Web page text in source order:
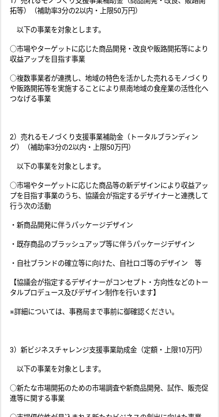
拓等）（補助率3分の2以内・上限50万円）
以下の事業を対象とします。
○市場やターゲットに応じた商品開発・改良や販路開拓等により
収益アップを目指す事業
○複数事業者が連携し、地域の特色を活かした売れるモノづくり
や販路開拓等を実施することにより県南地域の食産業の活性化へ
つなげる事業
2）売れるモノづくり支援事業補助金（トータルブランディン
グ）（補助率3分の2以内・上限50万円）
以下の事業を対象とします。
○市場やターゲットに応じた商品等の新デザインにより収益アッ
プを目指す事業のうち、協議会が指定するデザイナーと連携して
行う次の活動
・新商品開発に伴うパッケージデザイン
・既存商品のブラッシュアップ等に伴うパッケージデザイン
・自社ブランドの確立等に向けた、自社ロゴ等のデザイン 等
【協議会が指定するデザイナーがコンセプト・方向性などのトー
タルプロデュース及びデザイン制作を行います】
※詳細については、事務局まで事前に御確認ください。
3）新ビジネスチャレンジ支援事業助成金（定額・上限10万円）
以下の事業を対象とします。
○新たな市場開拓のための市場調査や新商品開発、試作、販売促
進等に関する事業